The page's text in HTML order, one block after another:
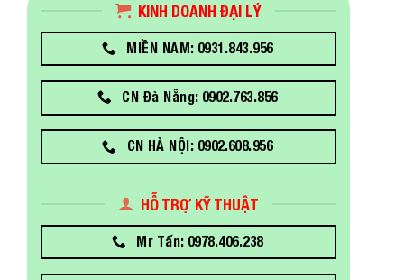
KINH DOANH ĐẠI LÝ
MIỀN NAM: 0931.843.956
CN Đà Nẵng: 0902.763.856
CN HÀ NỘI: 0902.608.956
HỖ TRỢ KỸ THUẬT
Mr Tấn: 0978.406.238